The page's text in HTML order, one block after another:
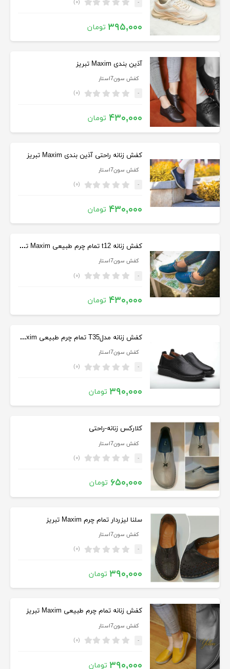
- (۰)
۳۹۵,۰۰۰ تومان
آذین بندی Maxim تبریز
کفش سون7استار
- (۰)
۴۳۰,۰۰۰ تومان
کفش زنانه راحتی آذین بندی Maxim تبریز
کفش سون7استار
- (۰)
۴۳۰,۰۰۰ تومان
کفش زنانه t12 تمام چرم طبیعی Maxim تبریز
کفش سون7استار
- (۰)
۴۳۰,۰۰۰ تومان
کفش زنانه مدلT35 تمام چرم طبیعی Maxim تبریز
کفش سون7استار
- (۰)
۳۹۰,۰۰۰ تومان
کلارکس زنانه-راحتی
کفش سون7استار
- (۰)
۶۵۰,۰۰۰ تومان
سلنا لیزردار تمام چرم Maxim تبریز
کفش سون7استار
- (۰)
۳۹۰,۰۰۰ تومان
کفش زنانه تمام چرم طبیعی Maxim تبریز
کفش سون7استار
- (۰)
۳۹۰,۰۰۰ تومان